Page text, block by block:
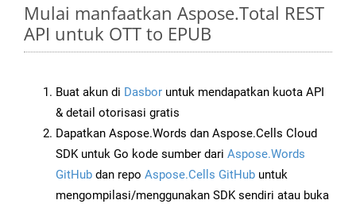
Mulai manfaatkan Aspose.Total REST
API untuk OTT to EPUB
Buat akun di Dasbor untuk mendapatkan kuota API
& detail otorisasi gratis
Dapatkan Aspose.Words dan Aspose.Cells Cloud
SDK untuk Go kode sumber dari Aspose.Words
GitHub dan repo Aspose.Cells GitHub untuk
mengompilasi/menggunakan SDK sendiri atau buka